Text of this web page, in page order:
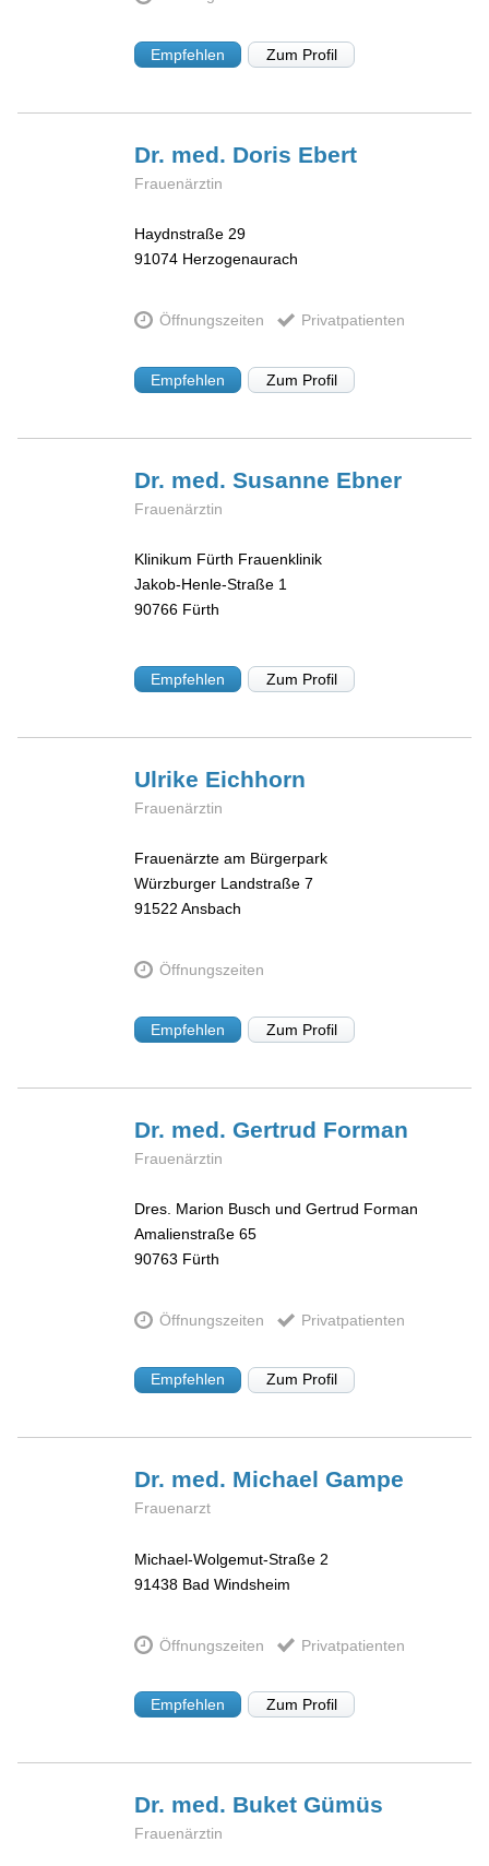
Empfehlen Zum Profil
Dr. med. Doris Ebert
Frauenärztin
Haydnstraße 29
91074 Herzogenaurach
Öffnungszeiten Privatpatienten
Empfehlen Zum Profil
Dr. med. Susanne Ebner
Frauenärztin
Klinikum Fürth Frauenklinik
Jakob-Henle-Straße 1
90766 Fürth
Empfehlen Zum Profil
Ulrike Eichhorn
Frauenärztin
Frauenärzte am Bürgerpark
Würzburger Landstraße 7
91522 Ansbach
Öffnungszeiten
Empfehlen Zum Profil
Dr. med. Gertrud Forman
Frauenärztin
Dres. Marion Busch und Gertrud Forman
Amalienstraße 65
90763 Fürth
Öffnungszeiten Privatpatienten
Empfehlen Zum Profil
Dr. med. MichaelGampe
Frauenarzt
Michael-Wolgemut-Straße 2
91438 Bad Windsheim
Öffnungszeiten Privatpatienten
Empfehlen Zum Profil
Dr. med. BuketGümüs
Frauenärztin